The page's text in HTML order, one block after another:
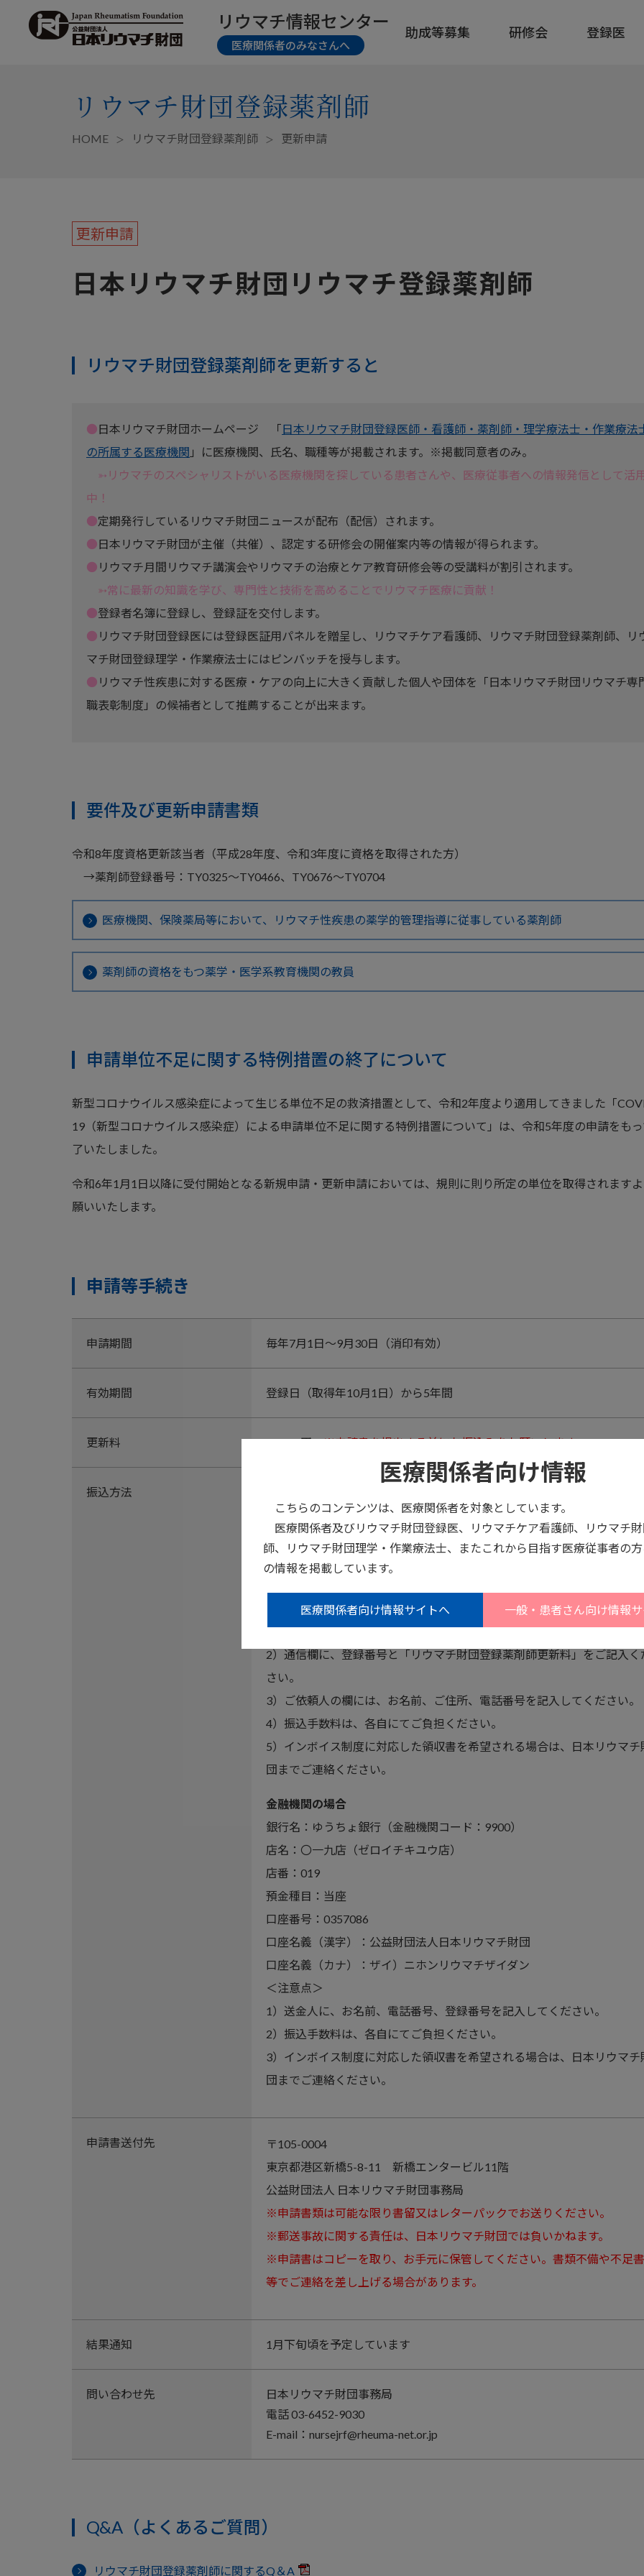
医療関係者向け情報
こちらのコンテンツは、医療関係者を対象としています。
医療関係者及びリウマチ財団登録医、リウマチケア看護師、リウマチ
師、リウマチ財団理学・作業療法士、またこれから目指す医療従事者の
の情報を掲載しています。
医療関係者向け情報サイトへ 一般・患者さん向け情報
リウマチ情報センター
医療関係者のみなさんへ
助成等募集 研修会 登録医
リウマチ財団登録薬剤師
HOME リウマチ財団登録薬剤師 更新申請
更新申請
日本リウマチ財団リウマチ登録薬剤師
リウマチ財団登録薬剤師を更新すると
●日本リウマチ財団ホームページ 「日本リウマチ財団登録医師・看護師・薬剤師・理学療法士・作業療法
の所属する医療機関 」に医療機関、氏名、職種等が掲載されます。※掲載同意者のみ。
➳ リウマチのスペシャリストがいる医療機関を探している患者さんや、医療従事者への情報発信として活
中！
●定期発行しているリウマチ財団ニュースが配布（配信）されます。
●日本リウマチ財団が主催（共催）、認定する研修会の開催案内等の情報が得られます。
● リウマチ月間リウマチ講演会やリウマチの治療とケア教育研修会等の受講料が割引されます。
➳常に最新の知識を学び、専門性と技術を高めることでリウマチ医療に貢献！
●登録者名簿に登録し、登録証を交付します。
● リウマチ財団登録医には登録医証用パネルを贈呈し、リウマチケア看護師、リウマチ財団登録薬剤師、リ
マチ財団登録理学・作業療法士にはピンバッチを授与します。
● リウマチ性疾患に対する医療・ケアの向上に大きく貢献した個人や団体を「日本リウマチ財団リウマチ専
職表彰制度」の候補者として推薦することが出来ます。
要件及び更新申請書類
令和8年度資格更新該当者（平成28年度、令和3年度に資格を取得された方）
→薬剤師登録番号：TY0325～TY0466、TY0676～TY0704
医療機関、保険薬局等において、リウマチ性疾患の薬学的管理指導に従事している薬剤師
薬剤師の資格をもつ薬学・医学系教育機関の教員
申請単位不足に関する特例措置の終了について
新型コロナウイルス感染症によって生じる単位不足の救済措置として、令和2年度より適用してきました「
19（新型コロナウイルス感染症）による申請単位不足に関する特例措置について」は、令和5年度の申請をも
了いたしました。
令和6年1月1日以降に受付開始となる新規申請・更新申請においては、規則に則り所定の単位を取得されます
願いいたします。
申請等手続き
申請期間 毎年7月1日～9月30日（消印有効）
有効期間 登録日（取得年10月1日）から5年間
更新料 10,000円※申請書を提出する前にお振込みをお願いします。
振込方法
記号番号：00120-2-357086
口座名義（漢字）：公益財団法人日本リウマチ財団
口座名義（カナ）：ザイ）ニホンリウマチザイダン
1）振込用紙は、郵便局備え付けの青色の「払込取扱票」をご利用くださ
い。
2）通信欄に、登録番号と「リウマチ財団登録薬剤師更新料」をご記入く
さい。
3）ご依頼人の欄には、お名前、ご住所、電話番号を記入してください。
4）振込手数料は、各自にてご負担ください。
5）インボイス制度に対応した領収書を希望される場合は、日本リウマチ
団までご連絡ください。
金融機関の場合
銀行名：ゆうちょ銀行（金融機関コード：9900）
店名：〇一九店（ゼロイチキユウ店）
店番：019
預金種目：当座
口座番号：0357086
口座名義（漢字）：公益財団法人日本リウマチ財団
口座名義（カナ）：ザイ）ニホンリウマチザイダン
＜注意点＞
1）送金人に、お名前、電話番号、登録番号を記入してください。
2）振込手数料は、各自にてご負担ください。
3）インボイス制度に対応した領収書を希望される場合は、日本リウマチ
団までご連絡ください。
申請書送付先
〒105-0004
東京都港区新橋5-8-11 新橋エンタービル11階
公益財団法人 日本リウマチ財団事務局
※申請書類は可能な限り書留又はレターパックでお送りください。
※郵送事故に関する責任は、日本リウマチ財団では負いかねます。
※申請書はコピーを取り、お手元に保管してください。書類不備や不足
等でご連絡を差し上げる場合があります。
結果通知 1月下旬頃を予定しています
問い合わせ先
日本リウマチ財団事務局
電話 03-6452-9030
E-mail：nursejrf@rheuma-net.or.jp
Q&A（よくあるご質問）
リウマチ財団登録薬剤師に関するQ＆A